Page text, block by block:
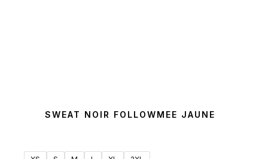
SWEAT NOIR FOLLOWMEE JAUNE